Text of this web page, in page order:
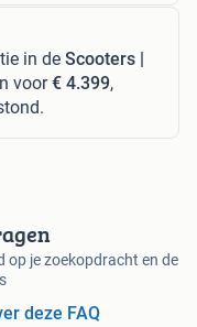
in de Scooters |
voor€ 4.399,
op je zoekopdracht en de
deze FAQ